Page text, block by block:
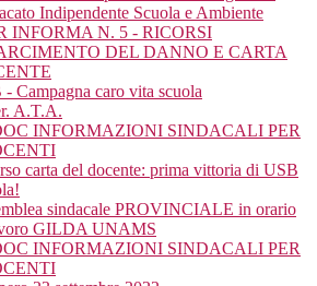
Indipendente Scuola e Ambiente
INFORMA N. 5 - RICORSI
DEL DANNO E CARTA
Campagna caro vita scuola
A.T.A.
INFORMAZIONI SINDACALI PER
carta del docente: prima vittoria di USB
sindacale PROVINCIALE in orario
GILDA UNAMS
INFORMAZIONI SINDACALI PER